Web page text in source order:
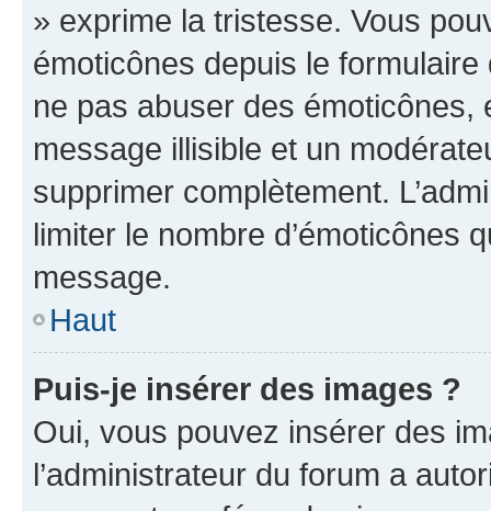
» exprime la tristesse. Vous
émoticônes depuis le
ne pas abuser des
message illisible et un
supprimer complètement.
limiter le nombre d’émoticônes
message.
Haut
Puis-je insérer des images ?
Oui, vous pouvez insérer des
l’administrateur du forum a